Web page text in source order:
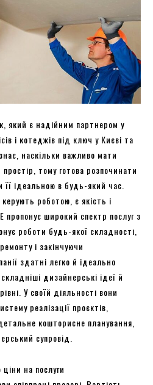
який є надійним партнером у
і котеджів під ключ у Києві та
наскільки важливо мати
тому готова розпочинати
ідеальною в будь-який час.
роботою, є якість і
пропонує широкий спектр послуг з
роботи будь-якої складності,
і закінчуючи
здатні легко й ідеально
дизайнерські ідеї й
У своїй діяльності вони
реалізації проєктів,
кошторисне планування,
супровід.
на послуги